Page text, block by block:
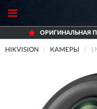
ОРИГИНАЛЬНАЯ
HIKVISION КАМЕРЫ